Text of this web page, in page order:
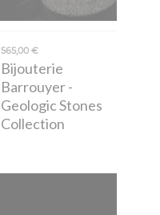
565,00 €
Bijouterie
Barrouyer-
Geologic Stones
Collection